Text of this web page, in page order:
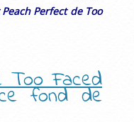
Perfect de Too
Faced
fond de